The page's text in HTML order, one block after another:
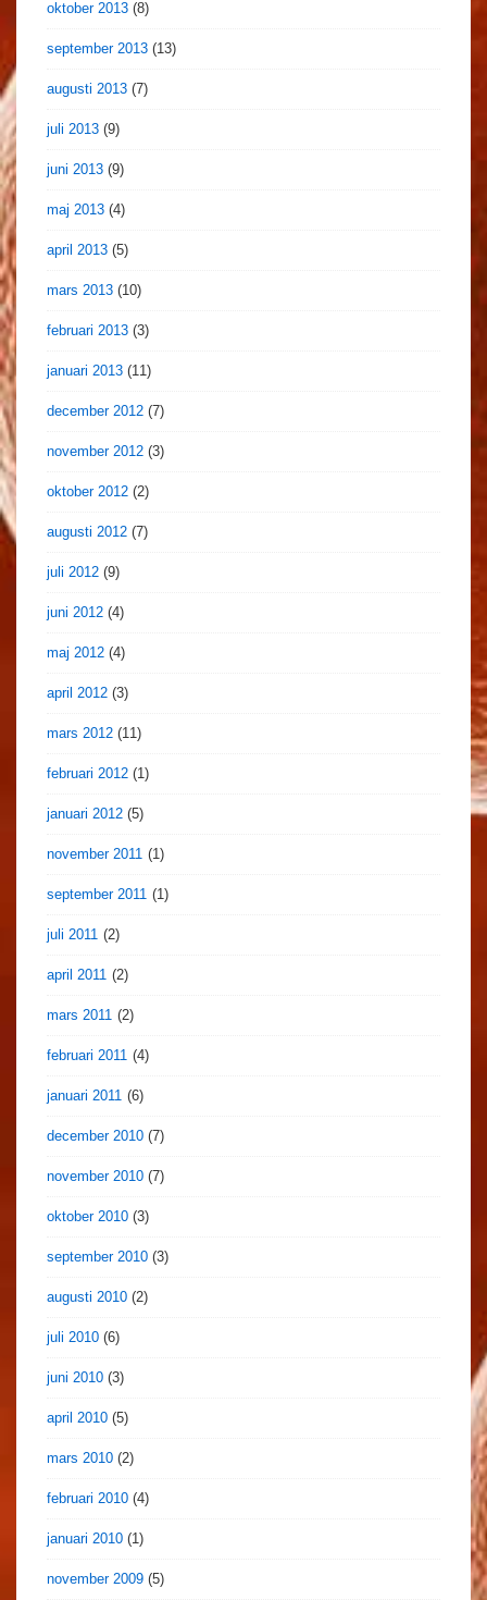
oktober 2013 (8)
september 2013 (13)
augusti 2013 (7)
juli 2013 (9)
juni 2013 (9)
maj 2013 (4)
april 2013 (5)
mars 2013 (10)
februari 2013 (3)
januari 2013 (11)
december 2012 (7)
november 2012 (3)
oktober 2012 (2)
augusti 2012 (7)
juli 2012 (9)
juni 2012 (4)
maj 2012 (4)
april 2012 (3)
mars 2012 (11)
februari 2012 (1)
januari 2012 (5)
november 2011 (1)
september 2011 (1)
juli 2011 (2)
april 2011 (2)
mars 2011 (2)
februari 2011 (4)
januari 2011 (6)
december 2010 (7)
november 2010 (7)
oktober 2010 (3)
september 2010 (3)
augusti 2010 (2)
juli 2010 (6)
juni 2010 (3)
april 2010 (5)
mars 2010 (2)
februari 2010 (4)
januari 2010 (1)
november 2009 (5)